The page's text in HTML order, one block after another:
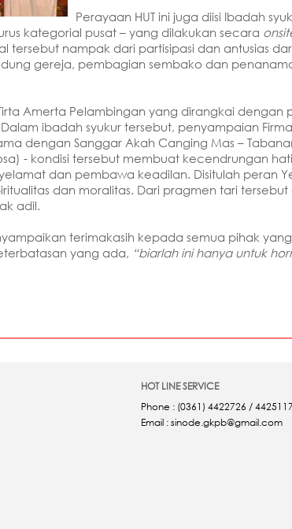
Perayaan HUT ini juga diisi Ibadah
kategorial pusat – yang dilakukan secara
tersebut nampak dari partisipasi dan antusias
gereja, pembagian sembako dan
Amerta Pelambingan yang dirangkai dengan
ibadah syukur tersebut, penyampaian
dengan Sanggar Akah Canging Mas –
- kondisi tersebut membuat kecendrungan
dan pembawa keadilan. Disitulah peran
dan moralitas. Dari pragmen tari
adil.
terimakasih kepada semua pihak
yang ada,
“biarlah ini hanya untuk
HOT LINE SERVICE
Phone : (0361) 4422726 /
Email : sinode.gkpb@gmail.com